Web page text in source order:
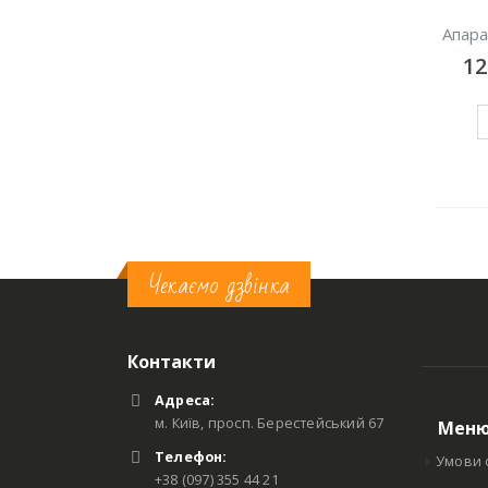
Чекаємо дзвінка
Контакти
Адреса:
м. Київ, просп. Берестейський 67
Телефон:
+38 (097) 355 44 21
Умови